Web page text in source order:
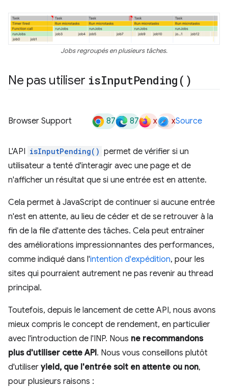
Jobs regroupés en plusieurs tâches.
Ne pas utiliser isInputPending( )
Browser Support 87 87 x xSource
L'API isInputPending() permet de vérifier si un
utilisateur a tenté d'interagir avec une page et de
n'afficher un résultat que si une entrée est en attente.
Cela permet à JavaScript de continuer si aucune entrée
n'est en attente, au lieu de céder et de se retrouver à la
fin de la file d'attente des tâches. Cela peut entraîner
des améliorations impressionnantes des performances,
comme indiqué dans l'intention d'expédition, pour les
sites qui pourraient autrement ne pas revenir au thread
principal.
Toutefois, depuis le lancement de cette API, nous avons
mieux compris le concept de rendement, en particulier
avec l'introduction de l'INP. Nous ne recommandons
plus d'utiliser cette API. Nous vous conseillons plutôt
d'utiliser yield, que l'entrée soit en attente ou non,
pour plusieurs raisons :